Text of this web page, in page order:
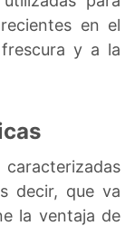
en el
y a la
decir, que va
la ventaja de